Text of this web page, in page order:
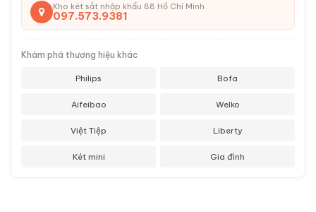
Kho két sắt nhập khẩu 88 Hồ Chí Minh
097.573.9381
Khám phá thương hiệu khác
Philips Bofa
Aifeibao Welko
Việt Tiệp Liberty
Két mini Gia đình